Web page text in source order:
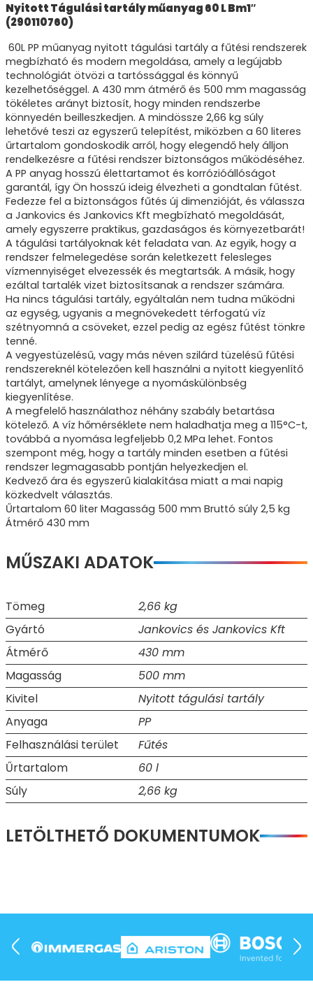
Nyitott Tágulási tartály műanyag 60 L Bm1″
(290110760)
60L PP műanyag nyitott tágulási tartály a fűtési rendszerek
megbízható és modern megoldása, amely a legújabb
technológiát ötvözi a tartóssággal és könnyű
kezelhetőséggel. A 430 mm átmérő és 500 mm magasság
tökéletes arányt biztosít, hogy minden rendszerbe
könnyedén beilleszkedjen. A mindössze 2,66 kg súly
lehetővé teszi az egyszerű telepítést, miközben a 60 literes
űrtartalom gondoskodik arról, hogy elegendő hely álljon
rendelkezésre a fűtési rendszer biztonságos működéséhez.
A PP anyag hosszú élettartamot és korrózióállóságot
garantál, így Ön hosszú ideig élvezheti a gondtalan fűtést.
Fedezze fel a biztonságos fűtés új dimenzióját, és válassza
a Jankovics és Jankovics Kft megbízható megoldását,
amely egyszerre praktikus, gazdaságos és környezetbarát!
A tágulási tartályoknak két feladata van. Az egyik, hogy a
rendszer felmelegedése során keletkezett felesleges
vízmennyiséget elvezessék és megtartsák. A másik, hogy
ezáltal tartalék vizet biztosítsanak a rendszer számára.
Ha nincs tágulási tartály, egyáltalán nem tudna működni
az egység, ugyanis a megnövekedett térfogatú víz
szétnyomná a csöveket, ezzel pedig az egész fűtést tönkre
tenné.
A vegyestüzelésű, vagy más néven szilárd tüzelésű fűtési
rendszereknél kötelezően kell használni a nyitott kiegyenlítő
tartályt, amelynek lényege a nyomáskülönbség
kiegyenlítése.
A megfelelő használathoz néhány szabály betartása
kötelező. A víz hőmérséklete nem haladhatja meg a 115°C-t,
továbbá a nyomása legfeljebb 0,2 MPa lehet. Fontos
szempont még, hogy a tartály minden esetben a fűtési
rendszer legmagasabb pontján helyezkedjen el.
Kedvező ára és egyszerű kialakítása miatt a mai napig
közkedvelt választás.
Űrtartalom 60 liter Magasság 500 mm Bruttó súly 2,5 kg
Átmérő 430 mm
MŰSZAKI ADATOK
Tömeg
2,66 kg
Gyártó
Jankovics és Jankovics Kft
Átmérő
430 mm
Magasság
500 mm
Kivitel
Nyitott tágulási tartály
Anyaga
PP
Felhasználási terület
Fűtés
Űrtartalom
60 l
Súly
2,66 kg
LETÖLTHETŐ DOKUMENTUMOK